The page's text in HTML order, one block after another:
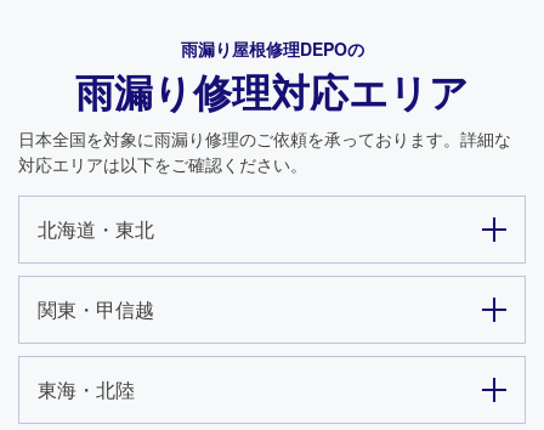
雨漏り屋根修理DEPOの
雨漏り修理対応エリア
日本全国を対象に雨漏り修理のご依頼を承っております。詳細な
対応エリアは以下をご確認ください。
北海道・東北
関東・甲信越
東海・北陸